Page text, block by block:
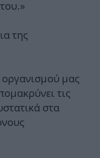
της
οργανισμού μας
τις
στα